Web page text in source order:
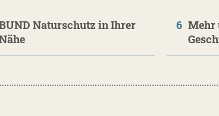
Naturschutz in Ihrer
6 Mehr